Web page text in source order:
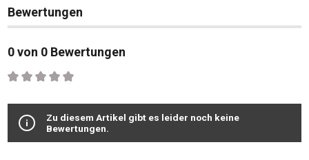
Bewertungen
0 von 0 Bewertungen
Durchschnittliche Bewertung von 0 von 5 Sternen
Zu diesem Artikel gibt es leider noch keine
Bewertungen.